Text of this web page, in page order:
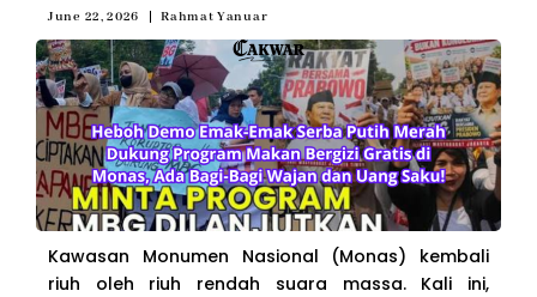
June 22, 2026 Rahmat Yanuar
Kawasan Monumen Nasional (Monas) kembali
riuh oleh riuh rendah suara massa. Kali ini,